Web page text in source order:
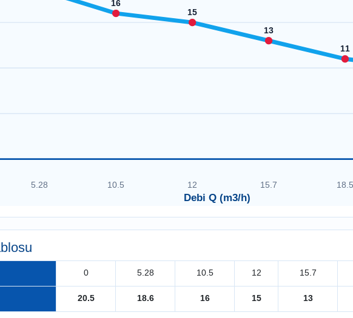
16
15
13
11
5.28 10.5 12 15.7 18.5
Debi Q (m3/h)
0 5.28 10.5 12 15.7
20.5 18.6 16 15 13